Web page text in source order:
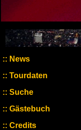
News
Tourdaten
Suche
Gästebuch
Credits